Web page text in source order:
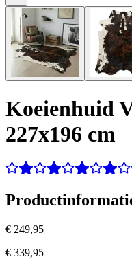
Koeienhuid
227x196 cm
€ 249,95
€ 339,95